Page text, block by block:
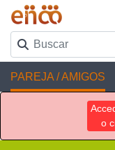
PAREJA / AMIGOS
o